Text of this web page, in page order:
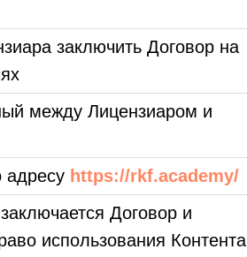
заключить Договор на
между Лицензиаром и
адресу https://rkf.academy/
Договор и
использования Контента